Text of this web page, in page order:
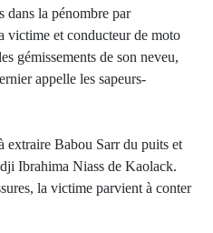
dans la pénombre par
victime et conducteur de moto
gémissements de son neveu,
appelle les sapeurs-
extraire Babou Sarr du puits et
Ibrahima Niass de Kaolack.
la victime parvient à conter